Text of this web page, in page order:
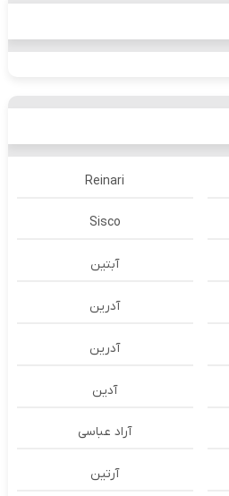
Reinari
Sisco
آبتین
آدرين
آدرین
آدین
آراد عباسی
آرتین